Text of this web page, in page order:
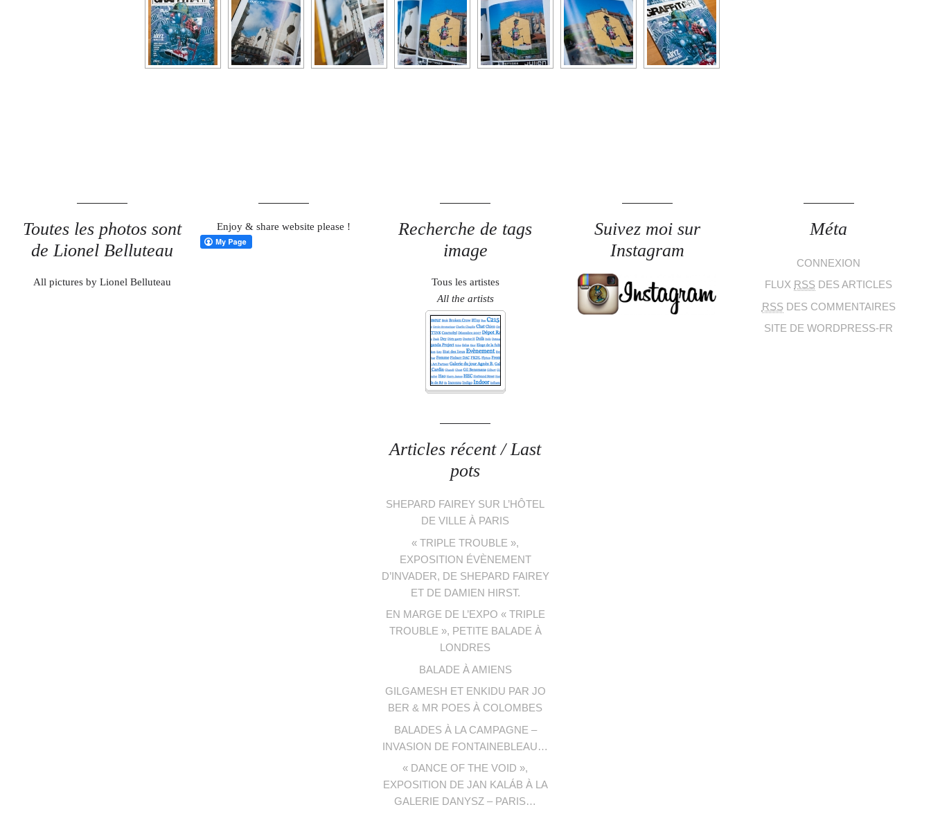
Toutes les photos sont
de Lionel Belluteau
All pictures by Lionel Belluteau
Enjoy & share website please !
Recherche de tags
image
Tous les artistes
All the artists
Suivez moi sur
Instagram
Méta
CONNEXION
FLUX RSS DES ARTICLES
RSS DES COMMENTAIRES
SITE DE WORDPRESS-FR
Articles récent / Last
pots
SHEPARD FAIREY SUR L’HÔTEL
DE VILLE À PARIS
« TRIPLE TROUBLE »,
EXPOSITION ÉVÈNEMENT
D’INVADER, DE SHEPARD FAIREY
ET DE DAMIEN HIRST.
EN MARGE DE L’EXPO « TRIPLE
TROUBLE », PETITE BALADE À
LONDRES
BALADE À AMIENS
GILGAMESH ET ENKIDU PAR JO
BER & MR POES À COLOMBES
BALADES À LA CAMPAGNE –
INVASION DE FONTAINEBLEAU…
« DANCE OF THE VOID »,
EXPOSITION DE JAN KALÁB À LA
GALERIE DANYSZ – PARIS…